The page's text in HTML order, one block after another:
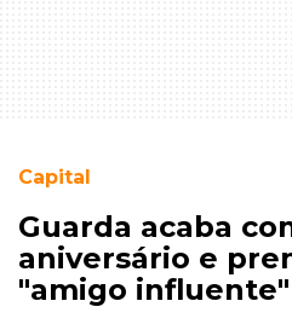
Capital
Guarda acaba
aniversário e
"amigo influente"